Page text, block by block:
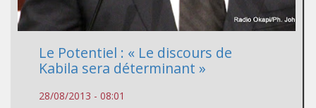
Le Potentiel : « Le discours de
Kabila sera déterminant »
28/08/2013 - 08:01